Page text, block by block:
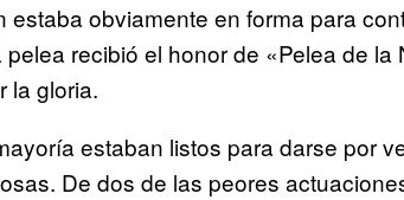
estaba obviamente en forma para
recibió el honor de «Pelea de
la gloria.
estaban listos para darse por
De dos de las peores